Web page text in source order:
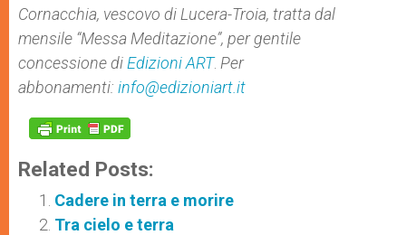
Cornacchia, vescovo di Lucera-Troia, tratta dal
mensile “Messa Meditazione”, per gentile
concessione di Edizioni ART. Per
abbonamenti: info@edizioniart.it
Related Posts:
Cadere in terra e morire
Tra cielo e terra